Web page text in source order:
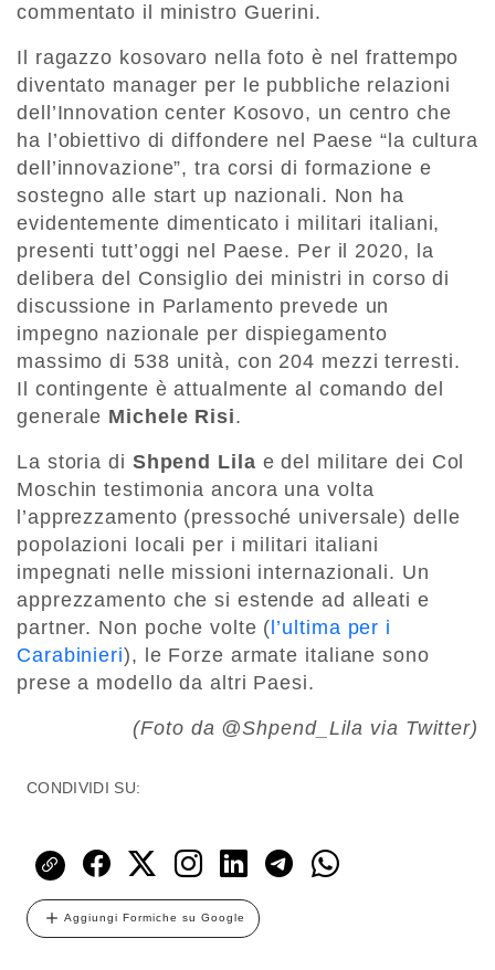
commentato il ministro Guerini.
Il ragazzo kosovaro nella foto è nel frattempo
diventato manager per le pubbliche relazioni
dell’Innovation center Kosovo, un centro che
ha l’obiettivo di diffondere nel Paese “la cultura
dell’innovazione”, tra corsi di formazione e
sostegno alle start up nazionali. Non ha
evidentemente dimenticato i militari italiani,
presenti tutt’oggi nel Paese. Per il 2020, la
delibera del Consiglio dei ministri in corso di
discussione in Parlamento prevede un
impegno nazionale per dispiegamento
massimo di 538 unità, con 204 mezzi terresti.
Il contingente è attualmente al comando del
generale Michele Risi.
La storia di Shpend Lila e del militare dei Col
Moschin testimonia ancora una volta
l’apprezzamento (pressoché universale) delle
popolazioni locali per i militari italiani
impegnati nelle missioni internazionali. Un
apprezzamento che si estende ad alleati e
partner. Non poche volte ( l’ultima per i
Carabinieri), le Forze armate italiane sono
prese a modello da altri Paesi.
(Foto da @Shpend_Lila via Twitter)
CONDIVIDI SU:
Aggiungi Formiche su Google